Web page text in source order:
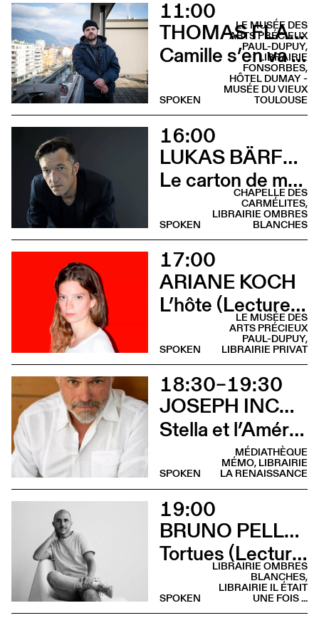
11:00
THOMAS FLAHAUT
Camille s’en va (Recontre croissants - Hôtel Dumay)
LE MUSÉE DES
ARTS PRÉCIEUX
PAUL-DUPUY,
LIBRAIRIE
FONSORBES,
HÔTEL DUMAY -
MUSÉE DU VIEUX
TOULOUSE
SPOKEN
16:00
LUKAS BÄRFUSS
Le carton de mon père (Rencontre - Librairie Ombres Blanches)
CHAPELLE DES
CARMÉLITES,
LIBRAIRIE OMBRES
BLANCHES
SPOKEN
17:00
ARIANE KOCH
L’hôte (Lecture - Musée des Arts Précieux)
LE MUSÉE DES
ARTS PRÉCIEUX
PAUL-DUPUY,
LIBRAIRIE PRIVAT
SPOKEN
18:30–19:30
JOSEPH INCARDONA
Stella et l’Amérique (Rencontre)
MÉDIATHÈQUE
MÉMO, LIBRAIRIE
LA RENAISSANCE
SPOKEN
19:00
BRUNO PELLEGRINO
Tortues (Lecture - Librairie Il était une fois …)
LIBRAIRIE OMBRES
BLANCHES,
LIBRAIRIE IL ÉTAIT
UNE FOIS ...
SPOKEN